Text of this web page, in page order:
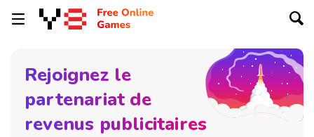
Rejoignez le
partenariat de
revenus publicitaires